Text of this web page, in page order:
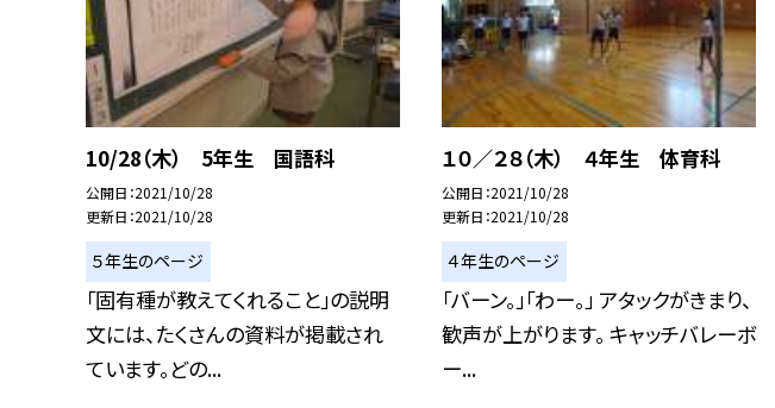
10/28（木） 5年生 国語科
公開日 2021/10/28
更新日 2021/10/28
５年生のページ
「固有種が教えてくれること」の説明
文には、たくさんの資料が掲載され
ています。どの...
１０／２８（木） ４年生 体育科
公開日 2021/10/28
更新日 2021/10/28
４年生のページ
「バーン。」「わー。」 アタックがきまり、
歓声が上がります。 キャッチバレーボ
ー...